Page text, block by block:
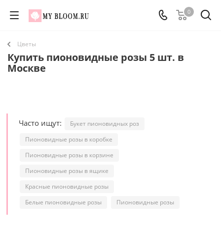
0
Цветы
Купить пионовидные розы 5 шт. в
Москве
Часто ищут:
Букет пионовидных роз
Пионовидные розы в коробке
Пионовидные розы в корзине
Пионовидные розы в ящике
Красные пионовидные розы
Белые пионовидные розы
Пионовидные розы